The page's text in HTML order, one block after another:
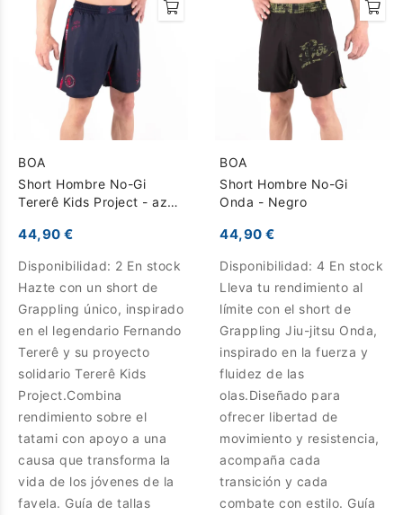
BOA
Short Hombre No-Gi
Tererê Kids Project - azul
44,90 €
Disponibilidad: 2 En stock
Hazte con un short de
Grappling único, inspirado
en el legendario Fernando
Tererê y su proyecto
solidario Tererê Kids
Project.Combina
rendimiento sobre el
tatami con apoyo a una
causa que transforma la
vida de los jóvenes de la
favela. Guía de tallas
BOA
Short Hombre No-Gi
Onda - Negro
44,90 €
Disponibilidad: 4 En stock
Lleva tu rendimiento al
límite con el short de
Grappling Jiu-jitsu Onda,
inspirado en la fuerza y
fluidez de las
olas.Diseñado para
ofrecer libertad de
movimiento y resistencia,
acompaña cada
transición y cada
combate con estilo. Guía